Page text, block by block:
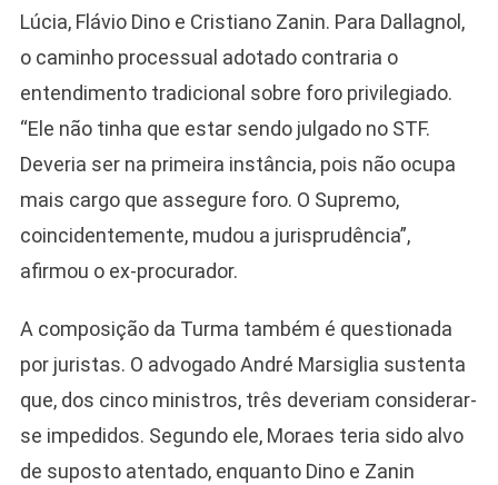
Lúcia, Flávio Dino e Cristiano Zanin. Para Dallagnol,
o caminho processual adotado contraria o
entendimento tradicional sobre foro privilegiado.
“Ele não tinha que estar sendo julgado no STF.
Deveria ser na primeira instância, pois não ocupa
mais cargo que assegure foro. O Supremo,
coincidentemente, mudou a jurisprudência”,
afirmou o ex-procurador.
A composição da Turma também é questionada
por juristas. O advogado André Marsiglia sustenta
que, dos cinco ministros, três deveriam considerar-
se impedidos. Segundo ele, Moraes teria sido alvo
de suposto atentado, enquanto Dino e Zanin